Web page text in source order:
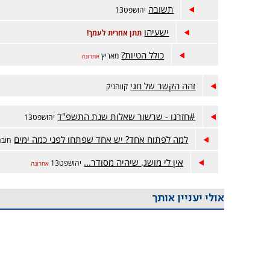
תשובה יהושפט13
ישעיהו תתן אחרית לעמך!
כולל הטיות? מאריץ אחרונה
זהה הקשר של חגי קווהניק
#חזרנו - שרשור שאלות שנת התשפ"ד יהושפט13
למה לפתוח אחד? יש אחד שפתחו לפני כמה ימים
אין לי מושג, שיהיה מסודר... יהושפט13 אחרונה
אולי יעניין אותך